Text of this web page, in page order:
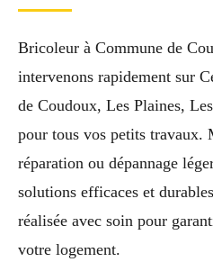
Bricoleur à Commune de
intervenons rapidement sur
de Coudoux, Les Plaines,
pour tous vos petits travaux.
réparation ou dépannage
solutions efficaces et
réalisée avec soin pour
votre logement.